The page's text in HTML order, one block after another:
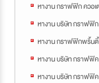
หางาน กราฟฟิก ควอเ
หางาน บริษัท กราฟฟิ
หางาน กราฟฟิกพริ้น
หางาน บริษัท กราฟฟิ
หางาน บริษัท กราฟฟิ